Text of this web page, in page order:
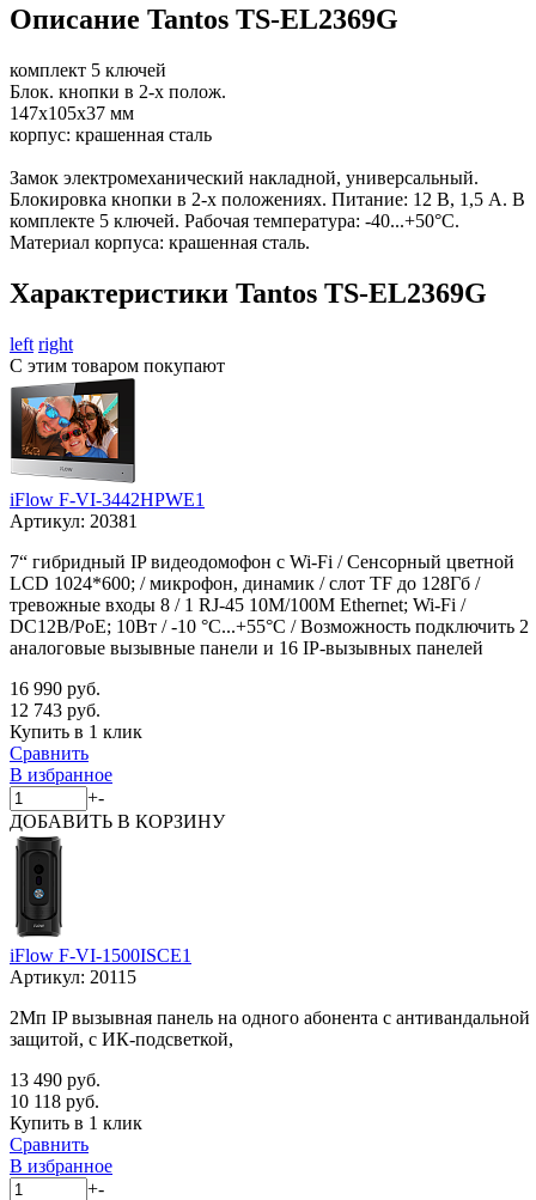
Описание Tantos TS-EL2369G
комплект 5 ключей
Блок. кнопки в 2-х полож.
147х105х37 мм
корпус: крашенная сталь
Замок электромеханический накладной, универсальный.
Блокировка кнопки в 2-х положениях. Питание: 12 В, 1,5 А. В
комплекте 5 ключей. Рабочая температура: -40...+50°С.
Материал корпуса: крашенная сталь.
Характеристики Tantos TS-EL2369G
left right
С этим товаром покупают
iFlow F-VI-3442HPWE1
Артикул: 20381
7“ гибридный IP видеодомофон с Wi-Fi / Сенсорный цветной
LCD 1024*600; / микрофон, динамик / слот TF до 128Гб /
тревожные входы 8 / 1 RJ-45 10M/100M Ethernet; Wi-Fi /
DC12В/PoE; 10Вт / -10 °C...+55°C / Возможность подключить 2
аналоговые вызывные панели и 16 IP-вызывных панелей
16 990 руб.
12 743 руб.
Купить в 1 клик
Сравнить
В избранное
+-
ДОБАВИТЬ В КОРЗИНУ
iFlow F-VI-1500ISCE1
Артикул: 20115
2Мп IP вызывная панель на одного абонента с антивандальной
защитой, с ИК-подсветкой,
13 490 руб.
10 118 руб.
Купить в 1 клик
Сравнить
В избранное
+-